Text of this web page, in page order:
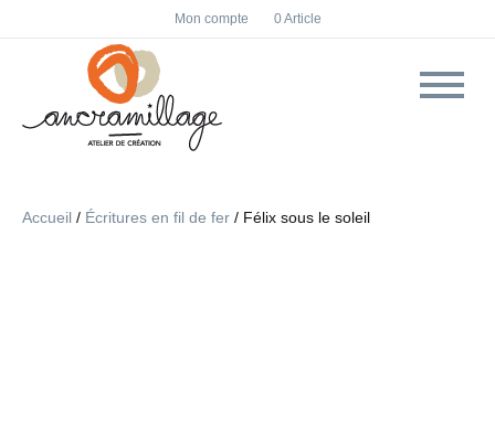
F
a
c
I
n
s
Mon compte 0 Article
Accueil / Écritures en fil de fer / Félix sous le soleil